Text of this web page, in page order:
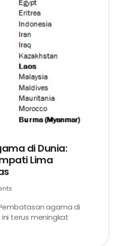
di Dunia:
Lima
agama di
terus meningkat